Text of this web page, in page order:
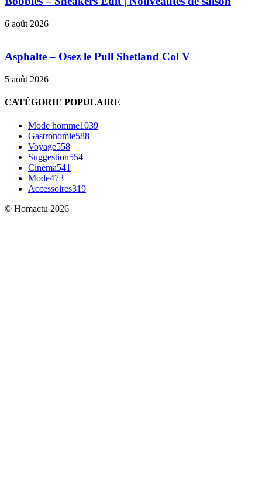
6 août 2026
Asphalte – Osez le Pull Shetland Col V
5 août 2026
CATÉGORIE POPULAIRE
Mode homme1039
Gastronomie588
Voyage558
Suggestion554
Cinéma541
Mode473
Accessoires319
© Homactu 2026